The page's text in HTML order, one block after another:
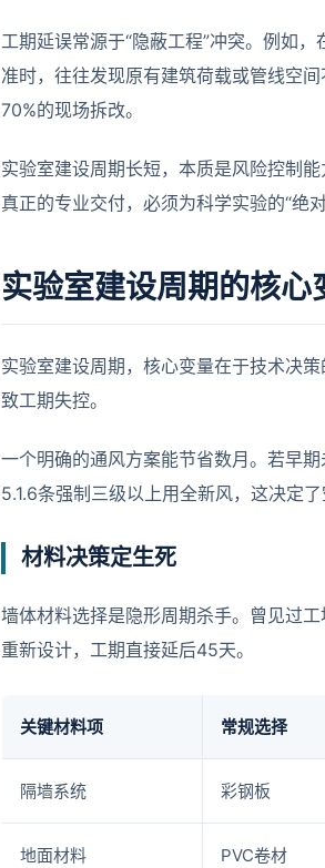
工期延误常源于“隐蔽工程”冲突。例如
准时，往往发现原有建筑荷载或管线空
70%的现场拆改。
实验室建设周期长短，本质是风险控制
真正的专业交付，必须为科学实验的“绝
实验室建设周期的核心
实验室建设周期，核心变量在于技术决
致工期失控。
一个明确的通风方案能节省数月。若早
5.1.6条强制三级以上用全新风，这决定
材料决策定生死
墙体材料选择是隐形周期杀手。曾见过
重新设计，工期直接延后45天。
关键材料项 常规选择
隔墙系统 彩钢板
地面材料 PVC卷材